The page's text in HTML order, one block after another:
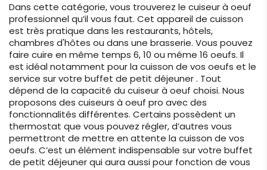
Dans cette catégorie, vous trouverez le cuiseur à oeuf
professionnel qu’il vous faut. Cet appareil de cuisson
est très pratique dans les restaurants, hôtels,
chambres d'hôtes ou dans une brasserie. Vous pouvez
faire cuire en même temps 6, 10 ou même 16 oeufs. Il
est idéal notamment pour la cuisson de vos oeufs et le
service sur votre buffet de petit déjeuner . Tout
dépend de la capacité du cuiseur à oeuf choisi. Nous
proposons des cuiseurs à oeuf pro avec des
fonctionnalités différentes. Certains possèdent un
thermostat que vous pouvez régler, d’autres vous
permettront de mettre en attente la cuisson de vos
oeufs. C’est un élément indispensable sur votre buffet
de petit déjeuner qui aura aussi pour fonction de vous